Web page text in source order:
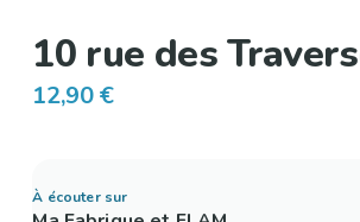
10 rue des
12,90 €
À écouter sur